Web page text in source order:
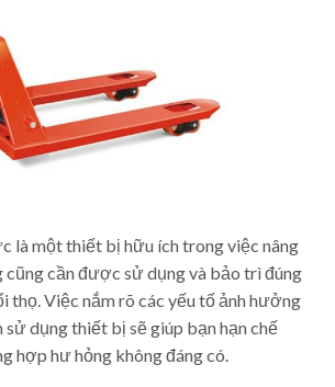
là một thiết bị hữu ích trong việc nâng
cũng cần được sử dụng và bảo trì đúng
thọ. Việc nắm rõ các yếu tố ảnh hưởng
sử dụng thiết bị sẽ giúp bạn hạn chế
hợp hư hỏng không đáng có.